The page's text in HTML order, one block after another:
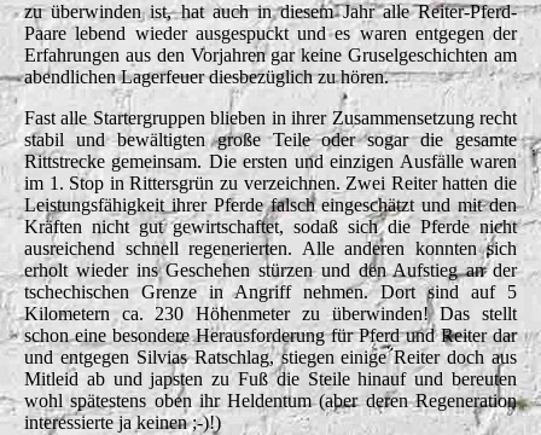
zu überwinden ist, hat auch in diesem Jahr alle Reiter-Pferd-
Paare lebend wieder ausgespuckt und es waren entgegen der
Erfahrungen aus den Vorjahren gar keine Gruselgeschichten am
abendlichen Lagerfeuer diesbezüglich zu hören.
Fast alle Startergruppen blieben in ihrer Zusammensetzung recht
stabil und bewältigten große Teile oder sogar die gesamte
Rittstrecke gemeinsam. Die ersten und einzigen Ausfälle waren
im 1. Stop in Rittersgrün zu verzeichnen. Zwei Reiter hatten die
Leistungsfähigkeit ihrer Pferde falsch eingeschätzt und mit den
Kräften nicht gut gewirtschaftet, sodaß sich die Pferde nicht
ausreichend schnell regenerierten. Alle anderen konnten sich
erholt wieder ins Geschehen stürzen und den Aufstieg an der
tschechischen Grenze in Angriff nehmen. Dort sind auf 5
Kilometern ca. 230 Höhenmeter zu überwinden! Das stellt
schon eine besondere Herausforderung für Pferd und Reiter dar
und entgegen Silvias Ratschlag, stiegen einige Reiter doch aus
Mitleid ab und japsten zu Fuß die Steile hinauf und bereuten
wohl spätestens oben ihr Heldentum (aber deren Regeneration
interessierte ja keinen ;-)!)